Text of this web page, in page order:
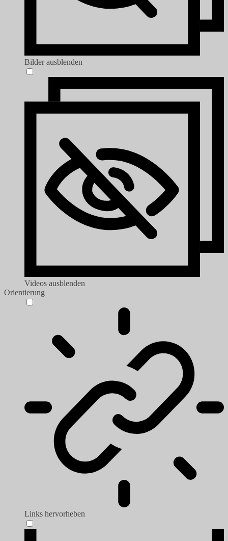
Bilder ausblenden
Videos ausblenden
Orientierung
Links hervorheben